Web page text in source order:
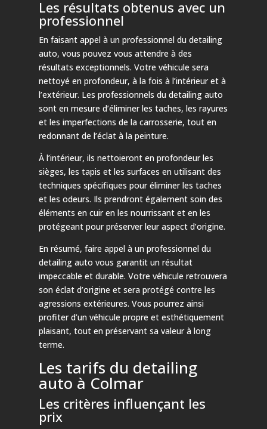
Les résultats obtenus avec un
professionnel
En faisant appel à un professionnel du detailing
auto, vous pouvez vous attendre à des
résultats exceptionnels. Votre véhicule sera
nettoyé en profondeur, à la fois à l’intérieur et à
l’extérieur. Les professionnels du detailing auto
sont en mesure d’éliminer les taches, les rayures
et les imperfections de la carrosserie, tout en
redonnant de l’éclat à la peinture.
À l’intérieur, ils nettoieront en profondeur les
sièges, les tapis et les surfaces en utilisant des
techniques spécifiques pour éliminer les taches
et les odeurs. Ils prendront également soin des
éléments en cuir en les nourrissant et en les
protégeant pour préserver leur aspect d’origine.
En résumé, faire appel à un professionnel du
detailing auto vous garantit un résultat
impeccable et durable. Votre véhicule retrouvera
son éclat d’origine et sera protégé contre les
agressions extérieures. Vous pourrez ainsi
profiter d’un véhicule propre et esthétiquement
plaisant, tout en préservant sa valeur à long
terme.
Les tarifs du detailing
auto à Colmar
Les critères influençant les
prix